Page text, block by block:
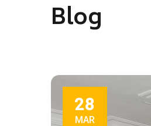
Blog
28
MAR